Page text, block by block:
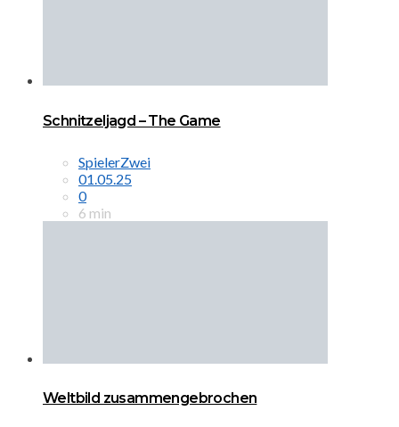
Schnitzeljagd – The Game
SpielerZwei
01.05.25
0
6 min
Weltbild zusammengebrochen